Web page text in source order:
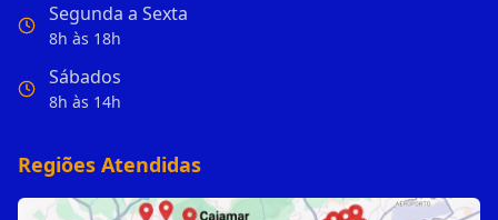
Segunda a Sexta
8h às 18h
Sábados
8h às 14h
Regiões Atendidas